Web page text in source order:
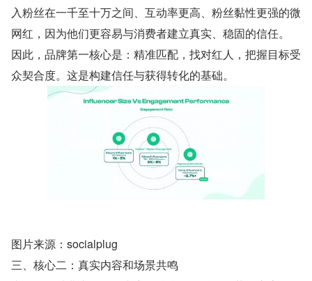
入粉丝在一千至十万之间、互动率更高、粉丝黏性更强的微
网红，因为他们更容易与消费者建立真实、稳固的信任。
因此，品牌第一核心是：精准匹配，找对红人，把握目标受
众契合度。这是构建信任与获得转化的基础。
图片来源：socialplug
三、核心二：真实内容和场景共鸣